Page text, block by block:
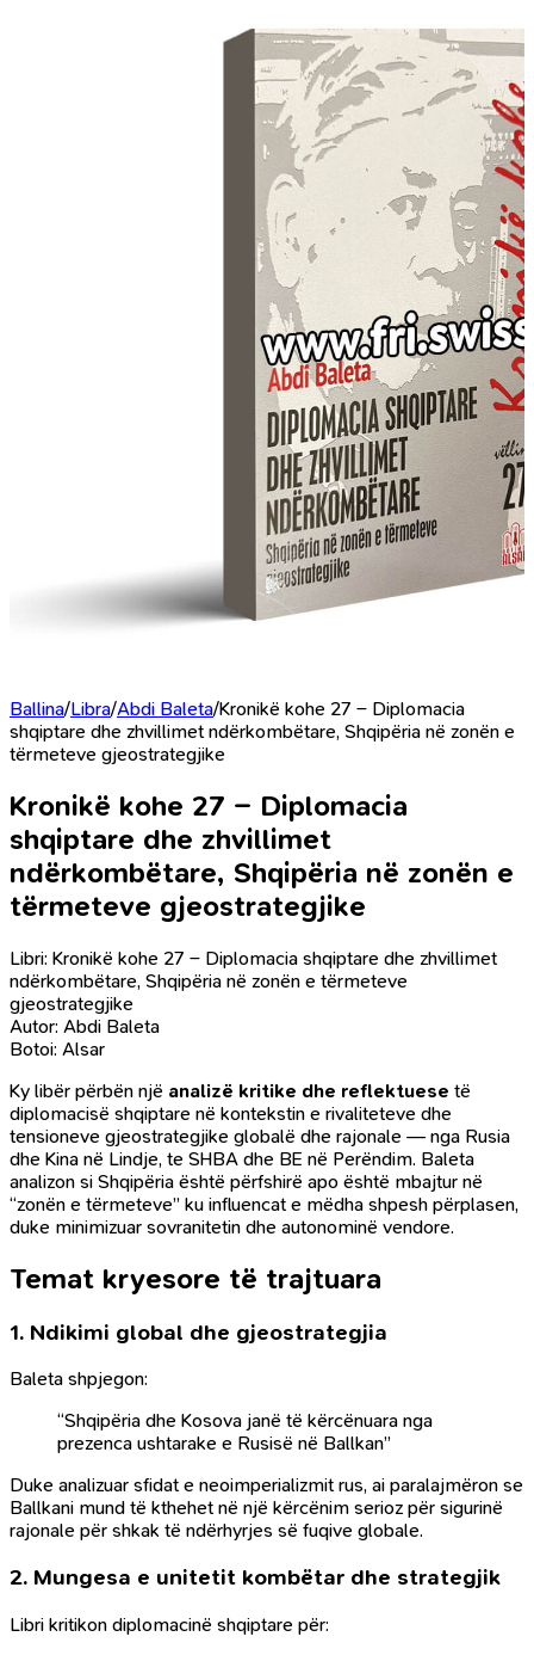
Ballina/Libra/Abdi Baleta/Kronikë kohe 27 – Diplomacia
shqiptare dhe zhvillimet ndërkombëtare, Shqipëria në zonën e
tërmeteve gjeostrategjike
Kronikë kohe 27 – Diplomacia
shqiptare dhe zhvillimet
ndërkombëtare, Shqipëria në zonën e
tërmeteve gjeostrategjike
Libri: Kronikë kohe 27 – Diplomacia shqiptare dhe zhvillimet
ndërkombëtare, Shqipëria në zonën e tërmeteve
gjeostrategjike
Autor: Abdi Baleta
Botoi: Alsar
Ky libër përbën një analizë kritike dhe reflektuese të
diplomacisë shqiptare në kontekstin e rivaliteteve dhe
tensioneve gjeostrategjike globalë dhe rajonale — nga Rusia
dhe Kina në Lindje, te SHBA dhe BE në Perëndim. Baleta
analizon si Shqipëria është përfshirë apo është mbajtur në
“zonën e tërmeteve” ku influencat e mëdha shpesh përplasen,
duke minimizuar sovranitetin dhe autonominë vendore.
Temat kryesore të trajtuara
1. Ndikimi global dhe gjeostrategjia
Baleta shpjegon:
“Shqipëria dhe Kosova janë të kërcënuara nga
prezenca ushtarake e Rusisë në Ballkan”
Duke analizuar sfidat e neoimperializmit rus, ai paralajmëron se
Ballkani mund të kthehet në një kërcënim serioz për sigurinë
rajonale për shkak të ndërhyrjes së fuqive globale.
2. Mungesa e unitetit kombëtar dhe strategjik
Libri kritikon diplomacinë shqiptare për: